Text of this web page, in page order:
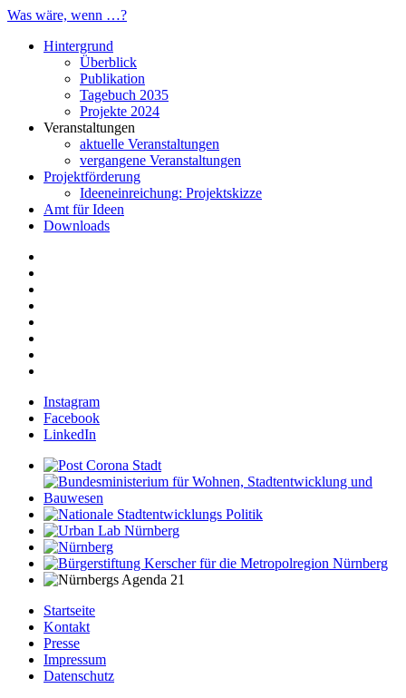
Was wäre, wenn …?
Hintergrund
Überblick
Publikation
Tagebuch 2035
Projekte 2024
Veranstaltungen
aktuelle Veranstaltungen
vergangene Veranstaltungen
Projektförderung
Ideeneinreichung: Projektskizze
Amt für Ideen
Downloads
Instagram
Facebook
LinkedIn
Startseite
Kontakt
Presse
Impressum
Datenschutz